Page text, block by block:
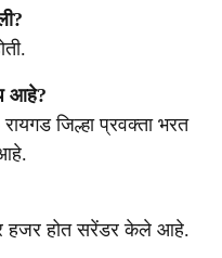
आहे?
जिल्हा प्रवक्ता भरत
हजर होत सरेंडर केले आहे.